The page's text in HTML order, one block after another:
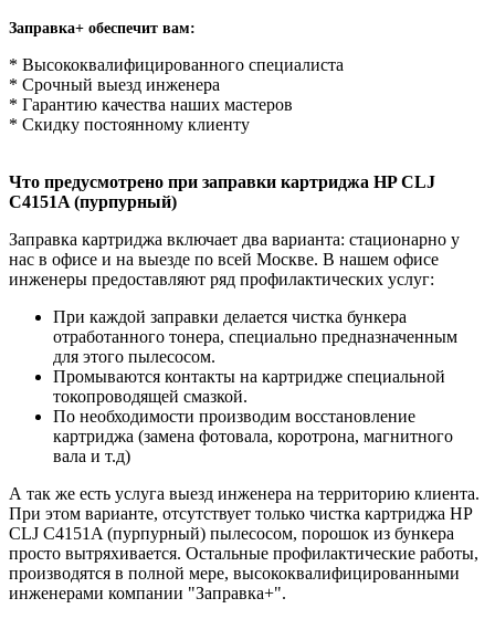
Заправка+ обеспечит вам:
* Высококвалифицированного специалиста
* Срочный выезд инженера
* Гарантию качества наших мастеров
* Скидку постоянному клиенту
Что предусмотрено при заправки картриджа HP CLJ
С4151A (пурпурный)
Заправка картриджа включает два варианта: стационарно у
нас в офисе и на выезде по всей Москве. В нашем офисе
инженеры предоставляют ряд профилактических услуг:
При каждой заправки делается чистка бункера
отработанного тонера, специально предназначенным
для этого пылесосом.
Промываются контакты на картридже специальной
токопроводящей смазкой.
По необходимости производим восстановление
картриджа (замена фотовала, коротрона, магнитного
вала и т.д)
А так же есть услуга выезд инженера на территорию клиента.
При этом варианте, отсутствует только чистка картриджа HP
CLJ С4151A (пурпурный) пылесосом, порошок из бункера
просто вытряхивается. Остальные профилактические работы,
производятся в полной мере, высококвалифицированными
инженерами компании "Заправка+".